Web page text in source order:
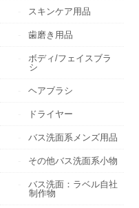
スキンケア用品
歯磨き用品
ボディ/フェイスブラ
シ
ヘアブラシ
ドライヤー
バス洗面系メンズ用品
その他バス洗面系小物
バス洗面：ラベル自社
制作物